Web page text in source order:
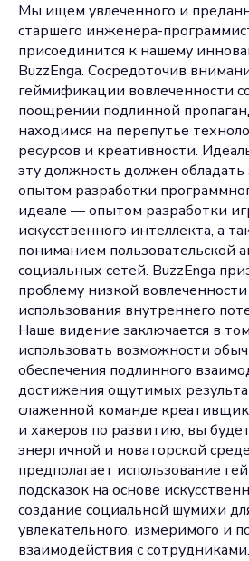
Мы ищем увлеченного и
старшего инженера-
присоединится к нашему
BuzzEnga. Сосредоточив
геймификации вовлеченности
поощрении подлинной
находимся на перепутье
ресурсов и креативности.
эту должность должен
опытом разработки
идеале — опытом разработки
искусственного интеллекта, а
пониманием пользовательской
социальных сетей. BuzzEnga
проблему низкой
использования внутреннего
Наше видение заключается в
использовать возможности
обеспечения подлинного
достижения ощутимых
слаженной команде
и хакеров по развитию, вы
энергичной и новаторской
предполагает использование
подсказок на основе
создание социальной шумихи
увлекательного, измеримого и
взаимодействия с сотрудниками.